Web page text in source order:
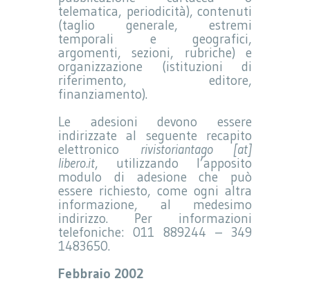
telematica, periodicità), contenuti
(taglio generale, estremi
temporali e geografici,
argomenti, sezioni, rubriche) e
organizzazione (istituzioni di
riferimento, editore,
finanziamento).
Le adesioni devono essere
indirizzate al seguente recapito
elettronico rivistoriantago [at]
libero.it, utilizzando l’apposito
modulo di adesione che può
essere richiesto, come ogni altra
informazione, al medesimo
indirizzo. Per informazioni
telefoniche: 011 889244 – 349
1483650.
Febbraio 2002